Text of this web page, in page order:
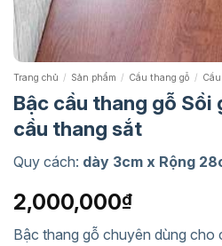
Trang chủ / Sản phẩm / Cầu thang gỗ /
Bậc cầu thang gỗ Sồi
cầu thang sắt
Quy cách: dày 3cm x Rộng
2,000,000₫
Bậc thang gỗ chuyên dùng cho